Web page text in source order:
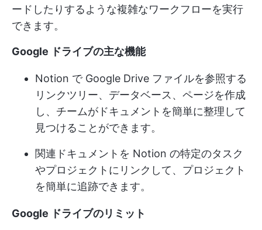
ードしたりするような複雑なワークフローを実行
できます。
Google ドライブの主な機能
Notion で Google Drive ファイルを参照する
リンクツリー、データベース、ページを作成
し、チームがドキュメントを簡単に整理して
見つけることができます。
関連ドキュメントを Notion の特定のタスク
やプロジェクトにリンクして、プロジェクト
を簡単に追跡できます。
Google ドライブのリミット